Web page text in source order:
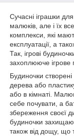
Сучасні іграшки
малюків, але і їх
комплекси, які
експлуатації, а
Так, ігрові
захоплююче ігрове
Будиночки
дерева або
або в кімнаті.
себе почувати, а
збереження своєї
будиночки
також від дощу, що